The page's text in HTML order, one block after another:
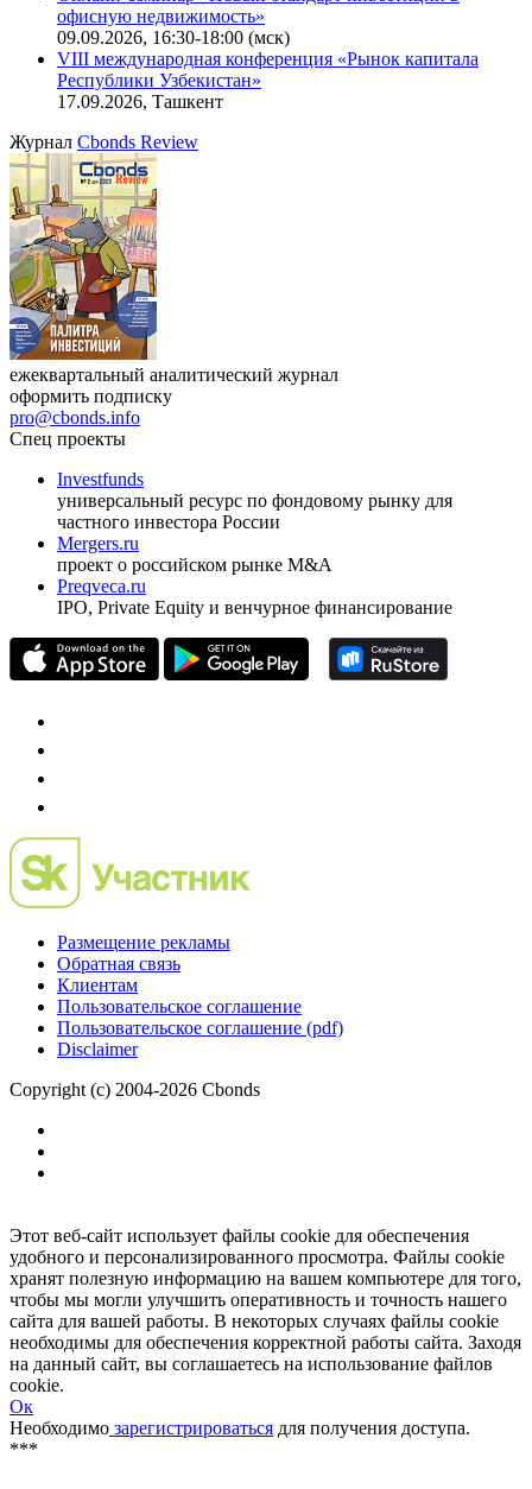
Онлайн-семинар «Доступ иностранных инвесторов на
индийский рынок»
27.08.2026, 16:00-17:00 (мск)
Онлайн-семинар «Новый стандарт инвестиций в
офисную недвижимость»
VIII международная конференция «Рынок капитала
Республики Узбекистан»
17.09.2026, Ташкент
ЖурналCbonds Review
оформить подписку
pro@cbonds.info
Спец проекты
Investfunds
универсальный ресурс по фондовому рынку для
частного инвестора России
проект о российском рынке M&A
Preqveca.ru
Размещение рекламы
Обратная связь
Пользовательское соглашение
Copyright (c) 2004-2026 Cbonds
Этот веб-сайт использует файлы cookie для обеспечения
удобного и персонализированного просмотра. Файлы cookie
хранят полезную информацию на вашем компьютере для того,
чтобы мы могли улучшить оперативность и точность нашего
сайта для вашей работы. В некоторых случаях файлы cookie
необходимы для обеспечения корректной работы сайта. Заходя
на данный сайт, вы соглашаетесь на использование файлов